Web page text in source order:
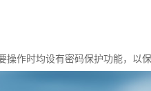
作时均设有密码保护功能，以保